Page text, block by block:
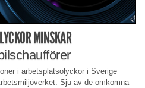
MINSKAR
i arbetsplatsolyckor i Sverige
Sju av de omkomna